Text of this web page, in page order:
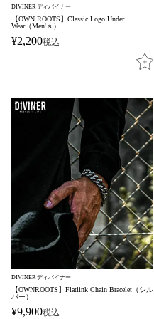
DIVINER ディバイナー
【OWN ROOTS】Classic Logo Under
Wear（Men'ｓ）
¥2,200税込
DIVINER ディバイナー
【OWNROOTS】Flatlink Chain Bracelet（シル
バー）
¥9,900税込